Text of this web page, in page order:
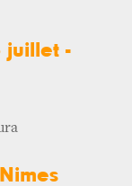
juillet -